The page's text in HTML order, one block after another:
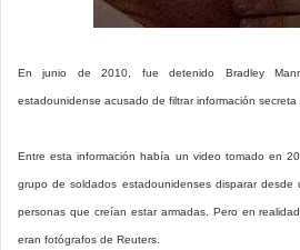
En junio de 2010, fue detenido Bradley
estadounidense acusado de filtrar información secreta
Entre esta información había un video tomado en
grupo de soldados estadounidenses disparar
personas que creían estar armadas. Pero en
eran fotógrafos de Reuters.